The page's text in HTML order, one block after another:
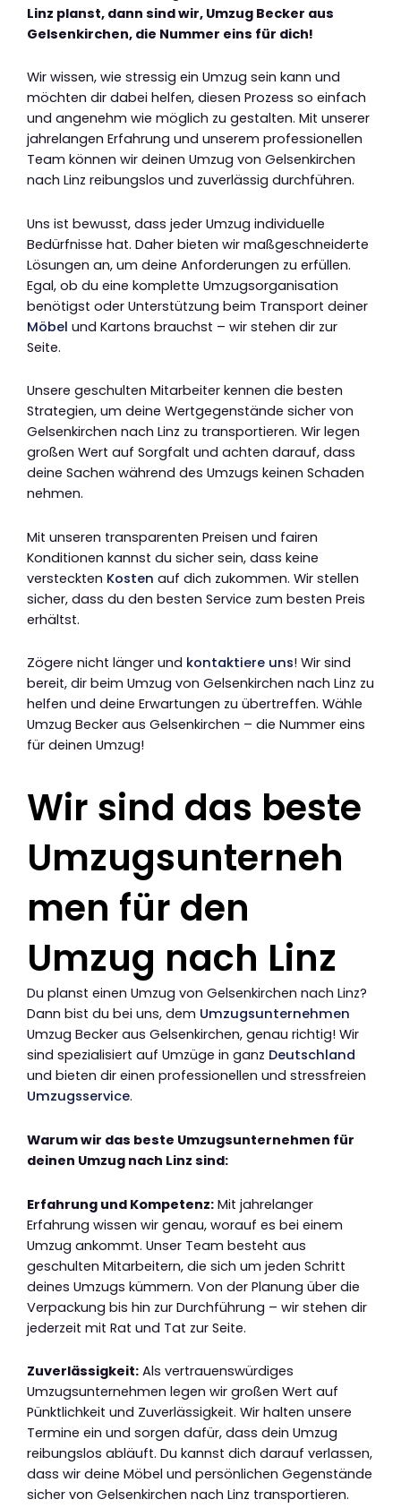
Linz planst, dann sind wir, Umzug Becker aus
Gelsenkirchen, die Nummer eins für dich!
Wir wissen, wie stressig ein Umzug sein kann und
möchten dir dabei helfen, diesen Prozess so einfach
und angenehm wie möglich zu gestalten. Mit unserer
jahrelangen Erfahrung und unserem professionellen
Team können wir deinen Umzug von Gelsenkirchen
nach Linz reibungslos und zuverlässig durchführen.
Uns ist bewusst, dass jeder Umzug individuelle
Bedürfnisse hat. Daher bieten wir maßgeschneiderte
Lösungen an, um deine Anforderungen zu erfüllen.
Egal, ob du eine komplette Umzugsorganisation
benötigst oder Unterstützung beim Transport deiner
Möbel und Kartons brauchst – wir stehen dir zur
Seite.
Unsere geschulten Mitarbeiter kennen die besten
Strategien, um deine Wertgegenstände sicher von
Gelsenkirchen nach Linz zu transportieren. Wir legen
großen Wert auf Sorgfalt und achten darauf, dass
deine Sachen während des Umzugs keinen Schaden
nehmen.
Mit unseren transparenten Preisen und fairen
Konditionen kannst du sicher sein, dass keine
versteckten Kosten auf dich zukommen. Wir stellen
sicher, dass du den besten Service zum besten Preis
erhältst.
Zögere nicht länger und kontaktiere uns! Wir sind
bereit, dir beim Umzug von Gelsenkirchen nach Linz zu
helfen und deine Erwartungen zu übertreffen. Wähle
Umzug Becker aus Gelsenkirchen – die Nummer eins
für deinen Umzug!
Wir sind das beste
Umzugsunterneh
men für den
Umzug nach Linz
Du planst einen Umzug von Gelsenkirchen nach Linz?
Dann bist du bei uns, dem Umzugsunternehmen
Umzug Becker aus Gelsenkirchen, genau richtig! Wir
sind spezialisiert auf Umzüge in ganz Deutschland
und bieten dir einen professionellen und stressfreien
Umzugsservice.
Warum wir das beste Umzugsunternehmen für
deinen Umzug nach Linz sind:
Erfahrung und Kompetenz: Mit jahrelanger
Erfahrung wissen wir genau, worauf es bei einem
Umzug ankommt. Unser Team besteht aus
geschulten Mitarbeitern, die sich um jeden Schritt
deines Umzugs kümmern. Von der Planung über die
Verpackung bis hin zur Durchführung – wir stehen dir
jederzeit mit Rat und Tat zur Seite.
Zuverlässigkeit: Als vertrauenswürdiges
Umzugsunternehmen legen wir großen Wert auf
Pünktlichkeit und Zuverlässigkeit. Wir halten unsere
Termine ein und sorgen dafür, dass dein Umzug
reibungslos abläuft. Du kannst dich darauf verlassen,
dass wir deine Möbel und persönlichen Gegenstände
sicher von Gelsenkirchen nach Linz transportieren.